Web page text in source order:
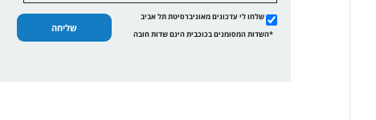
שלחו לי עדכונים מאוניברסיטת תל אביב
שליחה
*השדות המסומנים בכוכבית הינם שדות חובה